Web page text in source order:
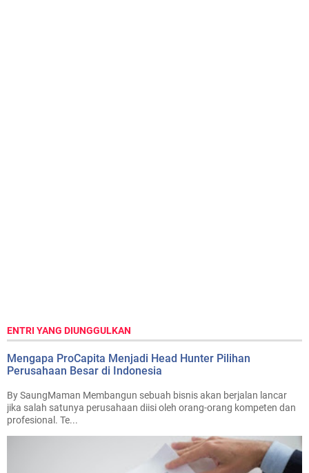
ENTRI YANG DIUNGGULKAN
Mengapa ProCapita Menjadi Head Hunter Pilihan
Perusahaan Besar di Indonesia
By SaungMaman Membangun sebuah bisnis akan berjalan lancar
jika salah satunya perusahaan diisi oleh orang-orang kompeten dan
profesional. Te...